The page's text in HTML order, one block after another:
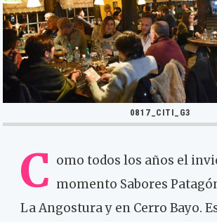
0817_CITI_G3
C omo todos los años el
momento Sabores
La Angostura y en Cerro Bayo.